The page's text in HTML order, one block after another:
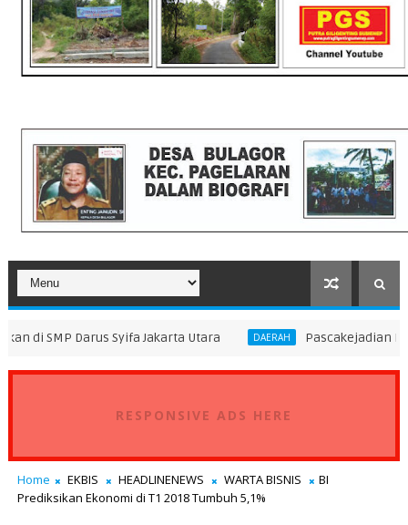
Syifa Jakarta Utara DAERAH Pascakejadian Insiden
RESPONSIVE ADS HERE
Home EKBIS HEADLINENEWS WARTA BISNIS
BI
Prediksikan Ekonomi di T1 2018 Tumbuh 5,1%